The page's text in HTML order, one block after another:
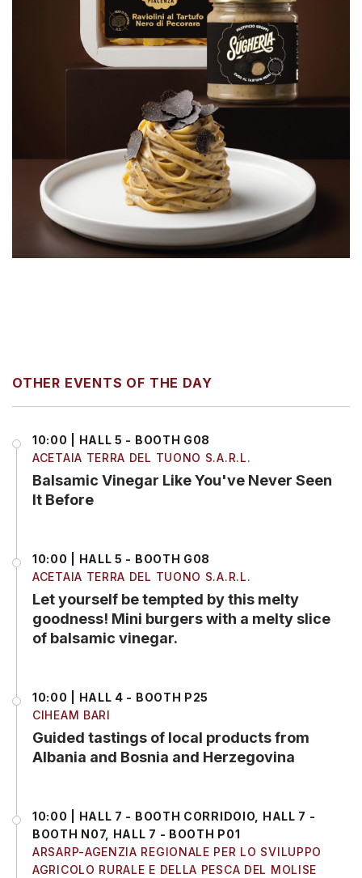
OTHER EVENTS OF THE DAY
10:00 | HALL 5 - BOOTH G08
ACETAIA TERRA DEL TUONO S.A.R.L.
Balsamic Vinegar Like You've Never Seen
It Before
10:00 | HALL 5 - BOOTH G08
ACETAIA TERRA DEL TUONO S.A.R.L.
Let yourself be tempted by this melty
goodness! Mini burgers with a melty slice
of balsamic vinegar.
10:00 | HALL 4 - BOOTH P25
CIHEAM BARI
Guided tastings of local products from
Albania and Bosnia and Herzegovina
10:00 | HALL 7 - BOOTH CORRIDOIO, HALL 7 -
BOOTH N07, HALL 7 - BOOTH P01
ARSARP-AGENZIA REGIONALE PER LO SVILUPPO
AGRICOLO RURALE E DELLA PESCA DEL MOLISE